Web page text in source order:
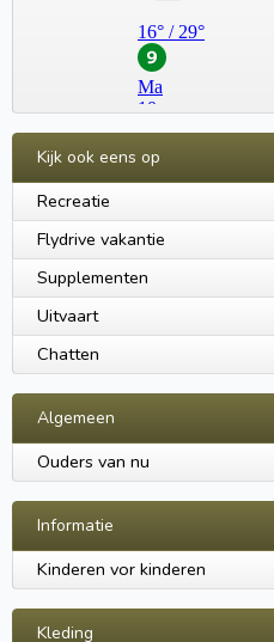
Kijk ook eens op
Recreatie
Flydrive vakantie
Supplementen
Uitvaart
Chatten
Algemeen
Ouders van nu
Informatie
Kinderen vor kinderen
Kleding